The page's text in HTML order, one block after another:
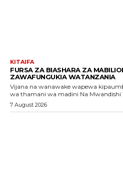
KITAIFA
FURSA ZA BIASHARA ZA
ZAWAFUNGUKIA WATANZANIA
Vijana na wanawake wapewa
wa thamani wa madini Na
7 August 2026